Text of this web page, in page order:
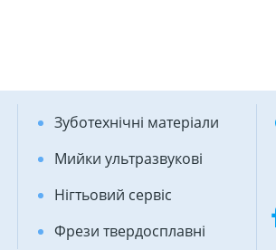
Зуботехнічні матеріали
Мийки ультразвукові
Нігтьовий сервіс
Фрези твердосплавні